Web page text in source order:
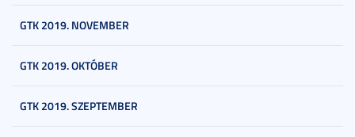
GTK 2019. NOVEMBER
GTK 2019. OKTÓBER
GTK 2019. SZEPTEMBER